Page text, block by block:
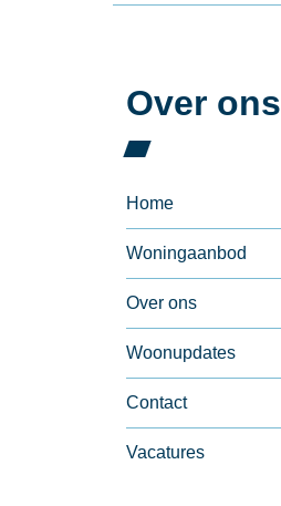
Over ons
Home
Woningaanbod
Over ons
Woonupdates
Contact
Vacatures